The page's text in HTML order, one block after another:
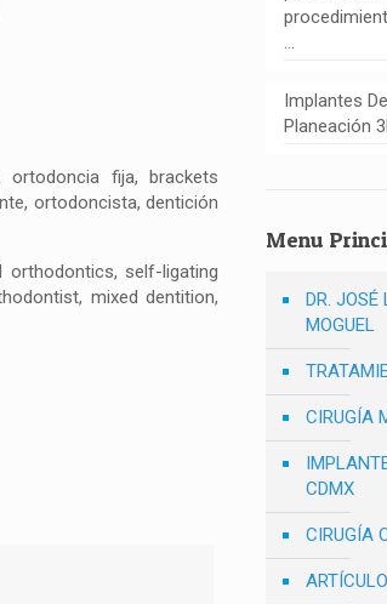
ortodoncia fija, brackets
ortodoncista, dentición
orthodontics, self-ligating
mixed dentition,
…
Implantes
Planeación
Menu
DR. JOSÉ
MOGUEL
CIRUGÍA
CDMX
CIRUGÍA